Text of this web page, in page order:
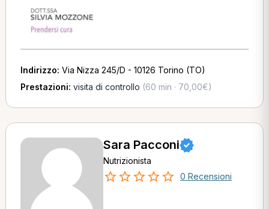
Indirizzo: Via Nizza 245/D - 10126 Torino (TO)
Prestazioni: visita di controllo (60 min · 70,00€)
Sara Pacconi
Nutrizionista
0 Recensioni